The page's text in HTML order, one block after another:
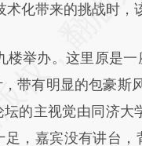
偏差。不代表财新
化带来的挑战时，
举办。这里原是一
带有明显的包豪斯
的主视觉由同济
足，嘉宾没有讲台